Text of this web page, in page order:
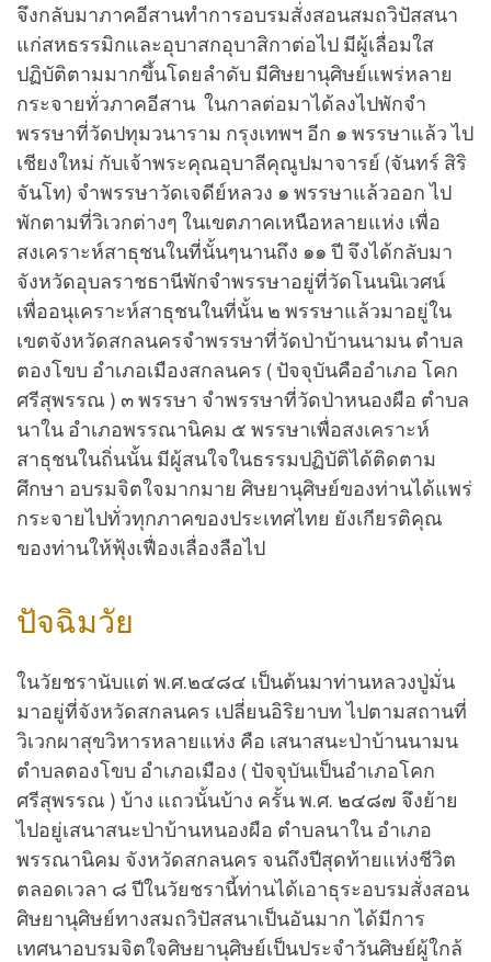
จึงกลับมาภาคอีสานทำการอบรมสั่งสอนสมถวิปัสสนา
แก่สหธรรมิกและอุบาสกอุบาสิกาต่อไป มีผู้เลื่อมใส
ปฏิบัติตามมากขึ้นโดยลำดับ มีศิษยานุศิษย์แพร่หลาย
กระจายทั่วภาคอีสาน ในกาลต่อมาได้ลงไปพักจำ
พรรษาที่วัดปทุมวนาราม กรุงเทพฯ อีก ๑ พรรษาแล้ว ไป
เชียงใหม่ กับเจ้าพระคุณอุบาลีคุณูปมาจารย์ (จันทร์ สิริ
จันโท) จำพรรษาวัดเจดีย์หลวง ๑ พรรษาแล้วออก ไป
พักตามที่วิเวกต่างๆ ในเขตภาคเหนือหลายแห่ง เพื่อ
สงเคราะห์สาธุชนในที่นั้นๆนานถึง ๑๑ ปี จึงได้กลับมา
จังหวัดอุบลราชธานีพักจำพรรษาอยู่ที่วัดโนนนิเวศน์
เพื่ออนุเคราะห์สาธุชนในที่นั้น ๒ พรรษาแล้วมาอยู่ใน
เขตจังหวัดสกลนครจำพรรษาที่วัดป่าบ้านนามน ตำบล
ตองโขบ อำเภอเมืองสกลนคร ( ปัจจุบันคืออำเภอ โคก
ศรีสุพรรณ ) ๓ พรรษา จำพรรษาที่วัดป่าหนองผือ ตำบล
นาใน อำเภอพรรณานิคม ๕ พรรษาเพื่อสงเคราะห์
สาธุชนในถิ่นนั้น มีผู้สนใจในธรรมปฏิบัติได้ติดตาม
ศึกษา อบรมจิตใจมากมาย ศิษยานุศิษย์ของท่านได้แพร่
กระจายไปทั่วทุกภาคของประเทศไทย ยังเกียรติคุณ
ของท่านให้ฟุ้งเฟื่องเลื่องลือไป
ปัจฉิมวัย
ในวัยชรานับแต่ พ.ศ.๒๔๘๔ เป็นต้นมาท่านหลวงปู่มั่น
มาอยู่ที่จังหวัดสกลนคร เปลี่ยนอิริยาบท ไปตามสถานที่
วิเวกผาสุขวิหารหลายแห่ง คือ เสนาสนะป่าบ้านนามน
ตำบลตองโขบ อำเภอเมือง ( ปัจจุบันเป็นอำเภอโคก
ศรีสุพรรณ ) บ้าง แถวนั้นบ้าง ครั้น พ.ศ. ๒๔๘๗ จึงย้าย
ไปอยู่เสนาสนะป่าบ้านหนองผือ ตำบลนาใน อำเภอ
พรรณานิคม จังหวัดสกลนคร จนถึงปีสุดท้ายแห่งชีวิต
ตลอดเวลา ๘ ปีในวัยชรานี้ท่านได้เอาธุระอบรมสั่งสอน
ศิษยานุศิษย์ทางสมถวิปัสสนาเป็นอันมาก ได้มีการ
เทศนาอบรมจิตใจศิษยานุศิษย์เป็นประจำวันศิษย์ผู้ใกล้